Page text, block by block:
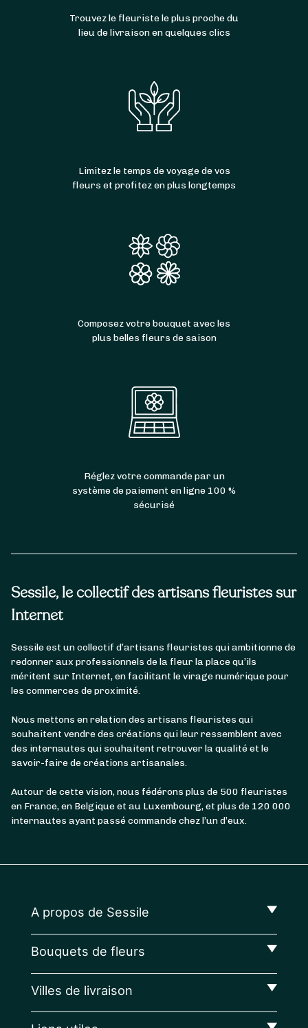
Sessile, le collectif des artisans fleuristes sur
Internet
Sessile est un collectif d’artisans fleuristes qui ambitionne de
redonner aux professionnels de la fleur la place qu’ils
méritent sur Internet, en facilitant le virage numérique pour
les commerces de proximité.
Nous mettons en relation des artisans fleuristes qui
souhaitent vendre des créations qui leur ressemblent avec
des internautes qui souhaitent retrouver la qualité et le
savoir-faire de créations artisanales.
Autour de cette vision, nous fédérons plus de 500 fleuristes
en France, en Belgique et au Luxembourg, et plus de 120 000
internautes ayant passé commande chez l’un d’eux.
Trouvez le fleuriste le plus proche du
lieu de livraison en quelques clics
Limitez le temps de voyage de vos
fleurs et profitez en plus longtemps
Composez votre bouquet avec les
plus belles fleurs de saison
Réglez votre commande par un
système de paiement en ligne 100 %
sécurisé
A propos de Sessile
Bouquets de fleurs
Villes de livraison